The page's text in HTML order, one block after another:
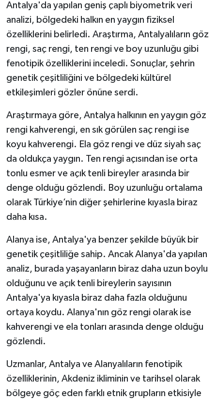
Antalya'da yapılan geniş çaplı biyometrik veri
analizi, bölgedeki halkın en yaygın fiziksel
özelliklerini belirledi. Araştırma, Antalyalıların göz
rengi, saç rengi, ten rengi ve boy uzunluğu gibi
fenotipik özelliklerini inceledi. Sonuçlar, şehrin
genetik çeşitliliğini ve bölgedeki kültürel
etkileşimleri gözler önüne serdi.
Araştırmaya göre, Antalya halkının en yaygın göz
rengi kahverengi, en sık görülen saç rengi ise
koyu kahverengi. Ela göz rengi ve düz siyah saç
da oldukça yaygın. Ten rengi açısından ise orta
tonlu esmer ve açık tenli bireyler arasında bir
denge olduğu gözlendi. Boy uzunluğu ortalama
olarak Türkiye’nin diğer şehirlerine kıyasla biraz
daha kısa.
Alanya ise, Antalya'ya benzer şekilde büyük bir
genetik çeşitliliğe sahip. Ancak Alanya'da yapılan
analiz, burada yaşayanların biraz daha uzun boylu
olduğunu ve açık tenli bireylerin sayısının
Antalya'ya kıyasla biraz daha fazla olduğunu
ortaya koydu. Alanya'nın göz rengi olarak ise
kahverengi ve ela tonları arasında denge olduğu
gözlendi.
Uzmanlar, Antalya ve Alanyalıların fenotipik
özelliklerinin, Akdeniz ikliminin ve tarihsel olarak
bölgeye göç eden farklı etnik grupların etkisiyle